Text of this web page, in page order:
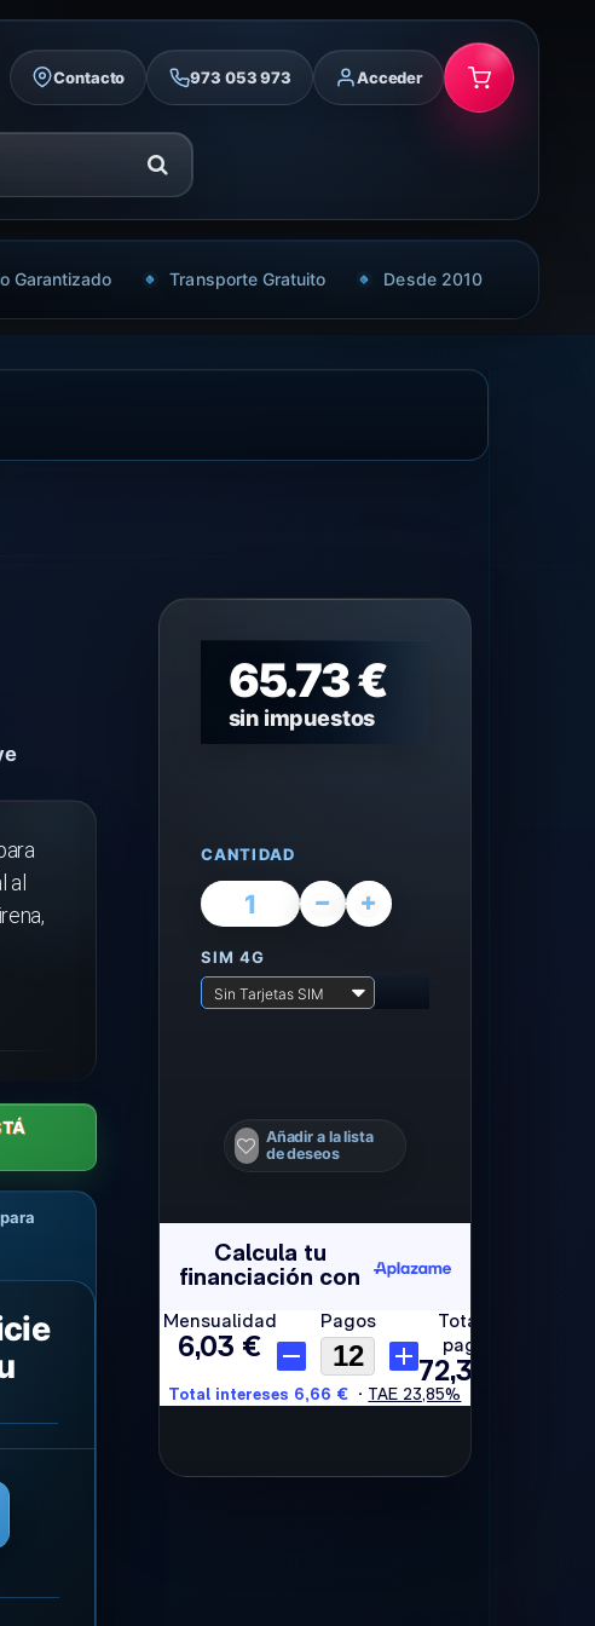
Contacto 973 053 973 Acceder
Garantizado Transporte Gratuito Desde 2010
al
65.73 €
sin impuestos
CANTIDAD
SIM 4G
Sin Tarjetas SIM
Añadir a la lista
de deseos